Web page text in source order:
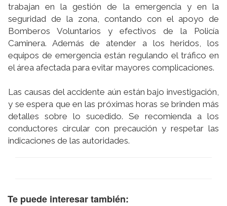
trabajan en la gestión de la emergencia y en la
seguridad de la zona, contando con el apoyo de
Bomberos Voluntarios y efectivos de la Policí­a
Caminera. Además de atender a los heridos, los
equipos de emergencia están regulando el tráfico en
el área afectada para evitar mayores complicaciones.
Las causas del accidente aún están bajo investigación,
y se espera que en las próximas horas se brinden más
detalles sobre lo sucedido. Se recomienda a los
conductores circular con precaución y respetar las
indicaciones de las autoridades.
Te puede interesar también: